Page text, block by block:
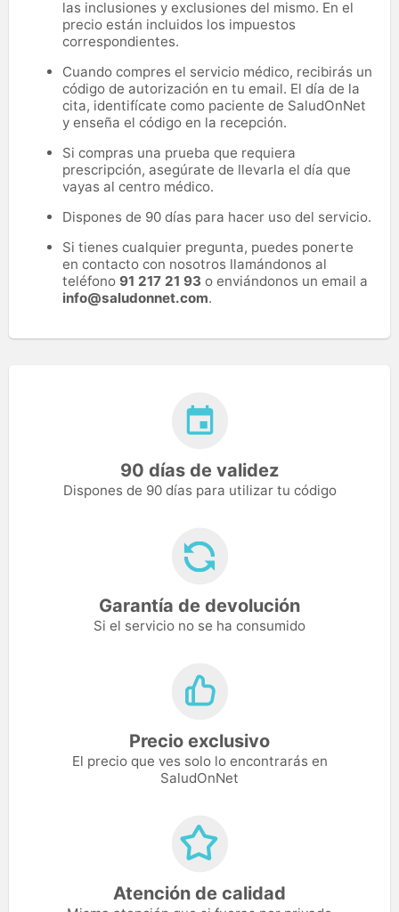
las inclusiones y exclusiones del mismo. En el
precio están incluidos los impuestos
correspondientes.
Cuando compres el servicio médico, recibirás un
código de autorización en tu email. El día de la
cita, identifícate como paciente de SaludOnNet
y enseña el código en la recepción.
Si compras una prueba que requiera
prescripción, asegúrate de llevarla el día que
vayas al centro médico.
Dispones de 90 días para hacer uso del servicio.
Si tienes cualquier pregunta, puedes ponerte
en contacto con nosotros llamándonos al
teléfono 91 217 21 93 o enviándonos un email a
info@saludonnet.com.
90 días de validez
Dispones de 90 días para utilizar tu código
Garantía de devolución
Si el servicio no se ha consumido
Precio exclusivo
El precio que ves solo lo encontrarás en
SaludOnNet
Atención de calidad